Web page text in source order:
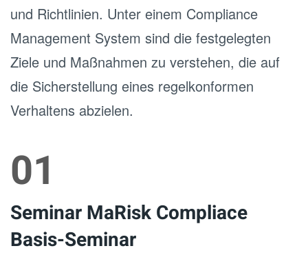
und Richtlinien. Unter einem Compliance
Management System sind die festgelegten
Ziele und Maßnahmen zu verstehen, die auf
die Sicherstellung eines regelkonformen
Verhaltens abzielen.
01
Seminar MaRisk Compliace
Basis-Seminar